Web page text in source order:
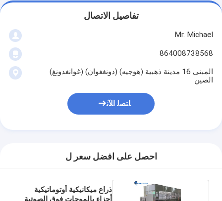
تفاصيل الاتصال
Mr. Michael
864008738568
المبنى 16 مدينة ذهبية (هوجيه) (دونغغوان) (غوانغدونغ)
الصين
ﺎﺘﺼﻟ ﺍﻶﻧ
احصل على افضل سعر ل
ذراع ميكانيكية أوتوماتيكية
أجزاء بالموجات فوق الصوتية